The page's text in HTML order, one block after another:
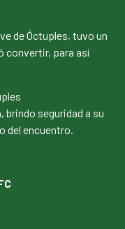
de Óctuples, tuvo un
convertir, para así
brindo seguridad a su
del encuentro.